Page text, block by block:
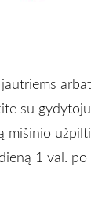
su
mišinio
1 val. po